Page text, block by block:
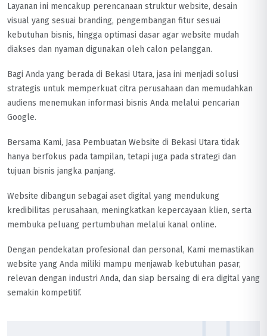
Layanan ini mencakup perencanaan struktur website, desain
visual yang sesuai branding, pengembangan fitur sesuai
kebutuhan bisnis, hingga optimasi dasar agar website mudah
diakses dan nyaman digunakan oleh calon pelanggan.
Bagi Anda yang berada di Bekasi Utara, jasa ini menjadi solusi
strategis untuk memperkuat citra perusahaan dan memudahkan
audiens menemukan informasi bisnis Anda melalui pencarian
Google.
Bersama Kami, Jasa Pembuatan Website di Bekasi Utara tidak
hanya berfokus pada tampilan, tetapi juga pada strategi dan
tujuan bisnis jangka panjang.
Website dibangun sebagai aset digital yang mendukung
kredibilitas perusahaan, meningkatkan kepercayaan klien, serta
membuka peluang pertumbuhan melalui kanal online.
Dengan pendekatan profesional dan personal, Kami memastikan
website yang Anda miliki mampu menjawab kebutuhan pasar,
relevan dengan industri Anda, dan siap bersaing di era digital yang
semakin kompetitif.